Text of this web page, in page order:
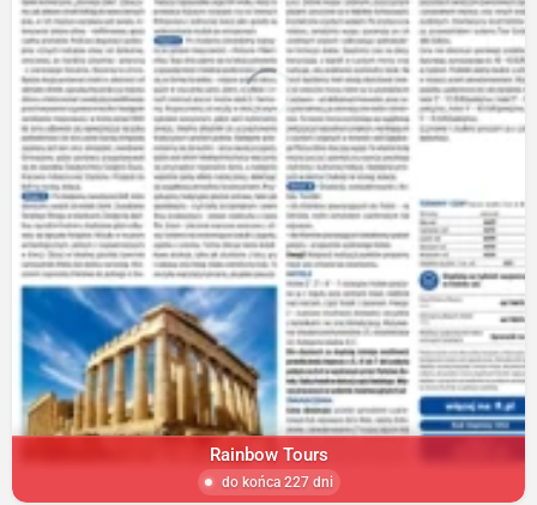
Rainbow Tours
do końca 227 dni